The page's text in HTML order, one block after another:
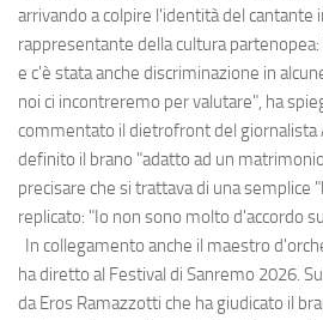
arrivando a colpire l'identità del cantante
rappresentante della cultura
e c'è stata anche discriminazione in
noi ci incontreremo per valutare", ha
commentato il dietrofront del giornalista
definito il brano "adatto ad un
precisare che si trattava di una semplice
replicato: "Io non sono molto d'accordo
In collegamento anche il maestro
ha diretto al Festival di Sanremo 2026.
da Eros Ramazzotti che ha giudicato il